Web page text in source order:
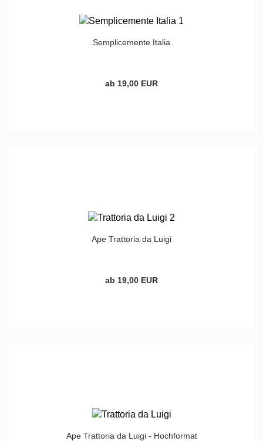
Semplicemente Italia
ab 19,00 EUR
Ape Trattoria da Luigi
ab 19,00 EUR
Ape Trattoria da Luigi - Hochformat